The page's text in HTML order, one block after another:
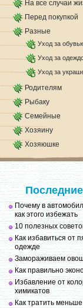
На все случаи
Перед покупкой
Разные
Уход за
Уход за
Уход за
Родителям
Рыбаку
Семейные
Хозяину
Хозяюшке
Почему в
как этого избежать
10 полезных
Как избавиться от
одежде
Замораживаем
Как правильно
Избавление от
химикатов
Как тратить